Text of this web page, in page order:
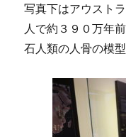
写真下はアウスト
人で約３９０万年
石人類の人骨の模型